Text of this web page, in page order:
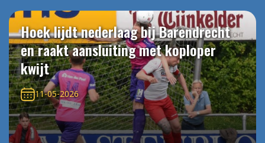
Hoek lijdt nederlaag bij Barendrecht
en raakt aansluiting met koploper
kwijt
11-05-2026